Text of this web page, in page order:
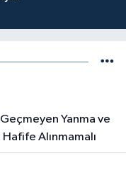
Hafife Alınmamalı